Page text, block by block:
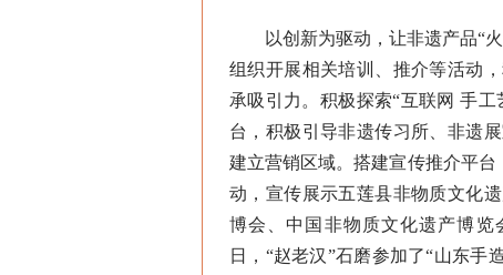
以创新为驱动，让非遗产品“火
组织开展相关培训、推介等活动
承吸引力。积极探索“互联网 手
台，积极引导非遗传习所、非遗
建立营销区域。搭建宣传推介平台
动，宣传展示五莲县非物质文化
博会、中国非物质文化遗产博览
日，“赵老汉”石磨参加了“山东手